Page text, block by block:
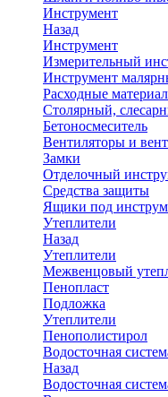
Инструмент
Назад
Инструмент
Измерительный
Инструмент
Расходные
Столярный,
Бетоносмеситель
Вентиляторы и
Замки
Отделочный
Средства защиты
Ящики под
Утеплители
Назад
Утеплители
Межвенцовый
Пенопласт
Подложка
Утеплители
Пенополистирол
Водосточная
Назад
Водосточная